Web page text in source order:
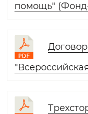
помощь"